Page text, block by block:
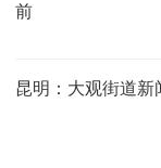
前
昆明：大观街道新